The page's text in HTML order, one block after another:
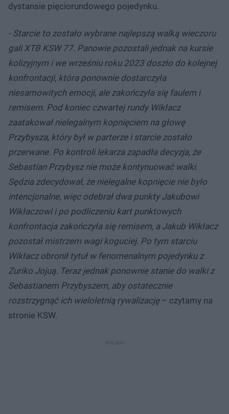
dystansie pięciorundowego pojedynku.
- Starcie to zostało wybrane najlepszą walką wieczoru
gali XTB KSW 77. Panowie pozostali jednak na kursie
kolizyjnym i we wrześniu roku 2023 doszło do kolejnej
konfrontacji, która ponownie dostarczyła
niesamowitych emocji, ale zakończyła się faulem i
remisem. Pod koniec czwartej rundy Wikłacz
zaatakował nielegalnym kopnięciem na głowę
Przybysza, który był w parterze i starcie zostało
przerwane. Po kontroli lekarza zapadła decyzja, że
Sebastian Przybysz nie może kontynuować walki.
Sędzia zdecydował, że nielegalne kopnięcie nie było
intencjonalne, więc odebrał dwa punkty Jakubowi
Wikłaczowi i po podliczeniu kart punktowych
konfrontacja zakończyła się remisem, a Jakub Wikłacz
pozostał mistrzem wagi koguciej. Po tym starciu
Wikłacz obronił tytuł w fenomenalnym pojedynku z
Zuriko Jojuą. Teraz jednak ponownie stanie do walki z
Sebastianem Przybyszem, aby ostatecznie
rozstrzygnąć ich wieloletnią rywalizację– czytamy na
stronie KSW.